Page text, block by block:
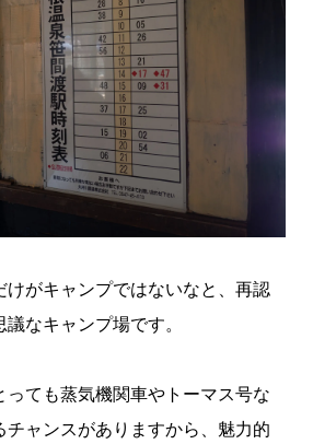
けがキャンプではないなと、再認
なキャンプ場です。
っても蒸気機関車やトーマス号な
チャンスがありますから、魅力的